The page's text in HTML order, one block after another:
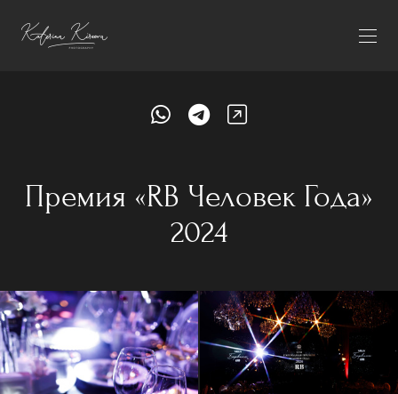
Премия «RB Человек Года»
2024